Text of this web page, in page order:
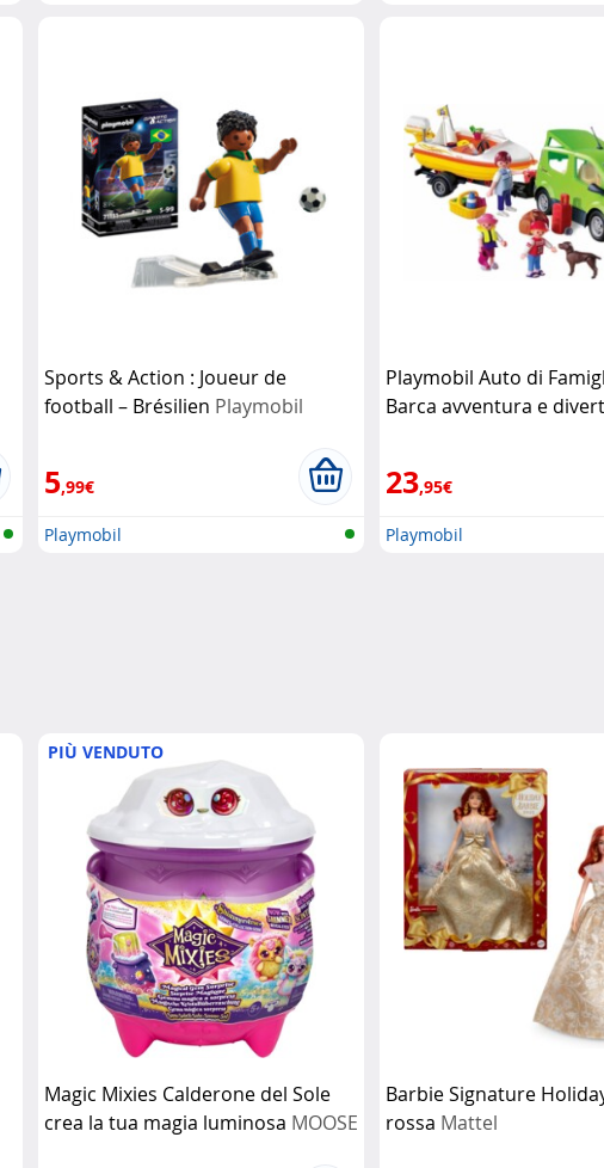
Sports & Action : Joueur de
football – Brésilien Playmobil
5,99€
Playmobil
Playmobil Auto di
Barca avventura e
23,95€
Playmobil
PIÙ VENDUTO
Magic Mixies Calderone del Sole
crea la tua magia luminosa MOOSE
Barbie Signature
rossa Mattel